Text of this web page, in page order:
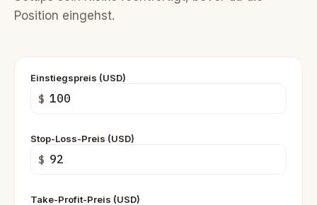
Position eingehst.
Einstiegspreis (USD)
$
Stop-Loss-Preis (USD)
$
Take-Profit-Preis (USD)